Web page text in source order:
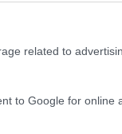
related to
to Google for online
βουτιές στο
Αθήνας
να